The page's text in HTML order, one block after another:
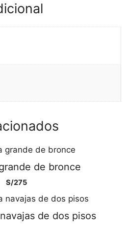
de bronce
S/275
de dos pisos